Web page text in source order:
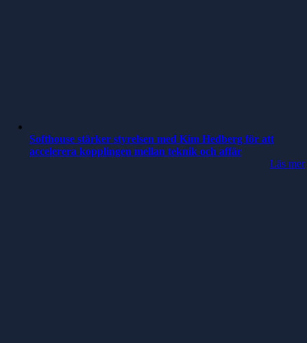
Softhouse stärker styrelsen med Kim Hedberg för att
accelerera kopplingen mellan teknik och affär
Läs mer